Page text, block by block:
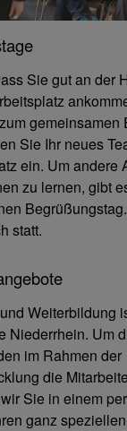
Sie gut an der
gemeinsamen
Sie Ihr neues
ein. Um andere
zu lernen, gibt
statt.
Weiterbildung
Niederrhein. Um
im Rahmen der
die
Sie in einem
ganz speziellen